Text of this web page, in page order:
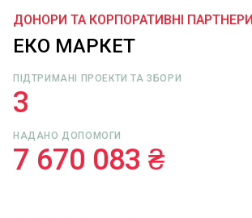
ДОНОРИ ТА КОРПОРАТИВНІ ПАРТНЕРИ
ЕКО МАРКЕТ
ПІДТРИМАНІ ПРОЕКТИ ТА ЗБОРИ
3
НАДАНО ДОПОМОГИ
7 670 083 ₴